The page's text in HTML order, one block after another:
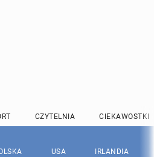
CZYTELNIA CIEKAWOSTKI
USA IRLANDIA